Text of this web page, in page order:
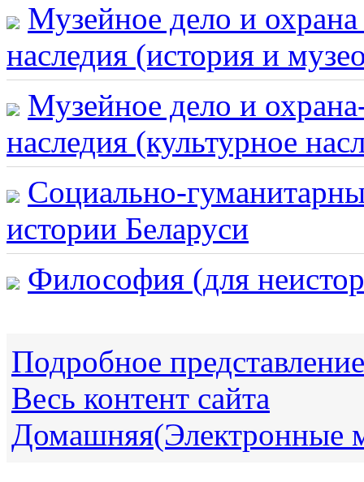
Музейное дело и
наследия (история и
Музейное дело и
наследия (культурное
Социально-
истории Беларуси
Философия (для
Подробное представление
Весь контент сайта
Домашняя(Электронные